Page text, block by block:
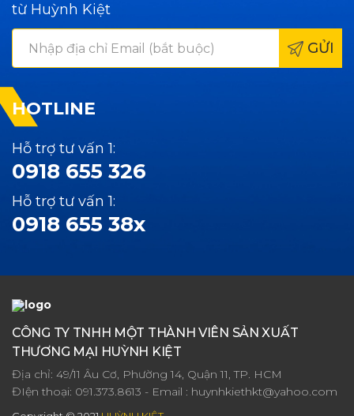
từ Huỳnh Kiệt
GỬI
HOTLINE
Hỗ trợ tư vấn 1:
0918 655 326
Hỗ trợ tư vấn 1:
0918 655 38x
CÔNG TY TNHH MỘT THÀNH VIÊN SẢN XUẤT
THƯƠNG MẠI HUỲNH KIỆT
Địa chỉ: 49/11 Âu Cơ, Phường 14, Quận 11, TP. HCM
ĐIện thoại: 091.373.8613 - Email : huynhkiethkt@yahoo.com